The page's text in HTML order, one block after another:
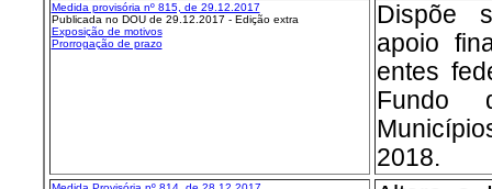
Medida provisória nº 815, de 29.12.2017
Publicada no DOU de 29.12.2017 - Edição extra
Exposição de motivos
Prorrogação de prazo
Dispõe
apoio
entes
Fundo
2018.